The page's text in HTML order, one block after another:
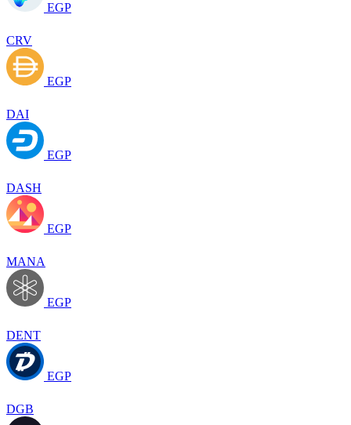
EGP
CRV
EGP
DAI
EGP
DASH
EGP
MANA
EGP
DENT
EGP
DGB